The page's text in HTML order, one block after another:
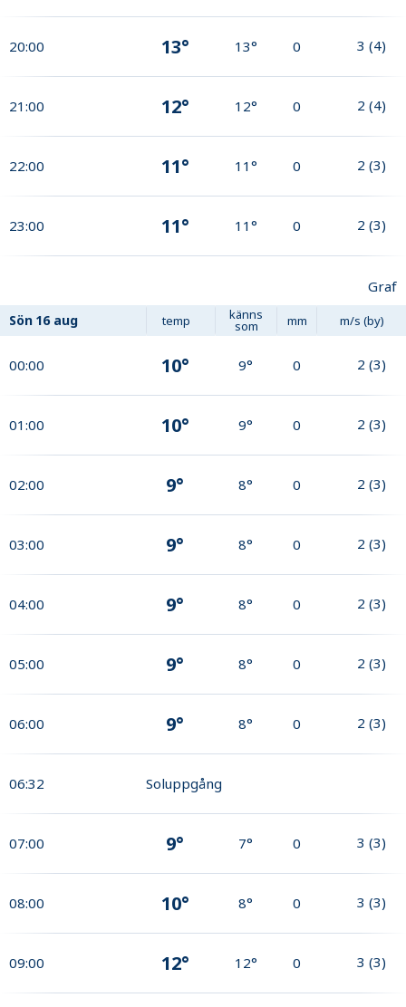
20:00 13° 13° 0 3 (4)
21:00 12° 12° 0 2 (4)
22:00 11° 11° 0 2 (3)
23:00 11° 11° 0 2 (3)
Graf
Sön 16 aug temp känns
som mm m/s (by)
00:00 10° 9° 0 2 (3)
01:00 10° 9° 0 2 (3)
02:00 9° 8° 0 2 (3)
03:00 9° 8° 0 2 (3)
04:00 9° 8° 0 2 (3)
05:00 9° 8° 0 2 (3)
06:00 9° 8° 0 2 (3)
06:32 Soluppgång
07:00 9° 7° 0 3 (3)
08:00 10° 8° 0 3 (3)
09:00 12° 12° 0 3 (3)